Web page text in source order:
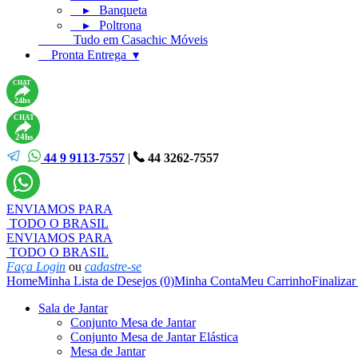
▸ Banqueta
▸ Poltrona
Tudo em Casachic Móveis
Pronta Entrega ▾
CHAT
24hs
CHAT
24hs
44 9 9113-7557 | 44 3262-7557
ENVIAMOS PARA
TODO O BRASIL
ENVIAMOS PARA
TODO O BRASIL
Faça Login ou cadastre-se
HomeMinha Lista de Desejos (0)Minha ContaMeu CarrinhoFinalizar
Sala de Jantar
Conjunto Mesa de Jantar
Conjunto Mesa de Jantar Elástica
Mesa de Jantar